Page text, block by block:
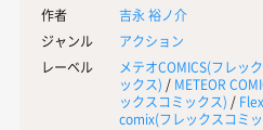
作者
吉永 裕ノ介
ジャンル
アクション
レーベル
メテオCOMICS(フレッ
ックス) / METEOR
ックスコミックス) / Flex
comix(フレックスコミ